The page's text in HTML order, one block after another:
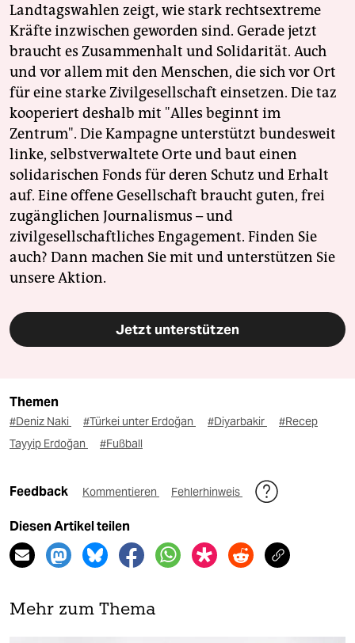
Landtagswahlen zeigt, wie stark rechtsextreme
Kräfte inzwischen geworden sind. Gerade jetzt
braucht es Zusammenhalt und Solidarität. Auch
und vor allem mit den Menschen, die sich vor Ort
für eine starke Zivilgesellschaft einsetzen. Die taz
kooperiert deshalb mit "Alles beginnt im
Zentrum". Die Kampagne unterstützt bundesweit
linke, selbstverwaltete Orte und baut einen
solidarischen Fonds für deren Schutz und Erhalt
auf. Eine offene Gesellschaft braucht guten, frei
zugänglichen Journalismus – und
zivilgesellschaftliches Engagement. Finden Sie
auch? Dann machen Sie mit und unterstützen Sie
unsere Aktion.
Jetzt unterstützen
Themen
#Deniz Naki #Türkei unter Erdoğan #Diyarbakir
#Recep
Tayyip Erdoğan
#Fußball
Feedback Kommentieren Fehlerhinweis
Diesen Artikel teilen
Mehr zum Thema